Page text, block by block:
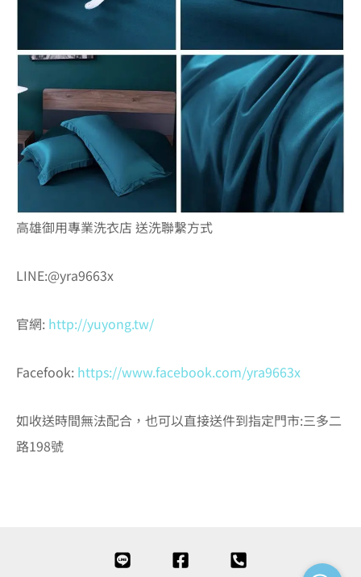
高雄御用專業洗衣店 送洗聯繫方式
LINE:@yra9663x
官網: http://yuyong.tw/
Facefook: https://www.facebook.com/yra9663x
如收送時間無法配合，也可以直接送件到指定門市:三多二
路198號